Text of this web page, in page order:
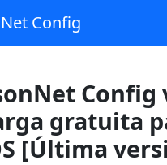
Config
Config
gratuita
[Última